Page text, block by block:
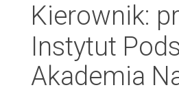
Kierownik:
Instytut
Akademia